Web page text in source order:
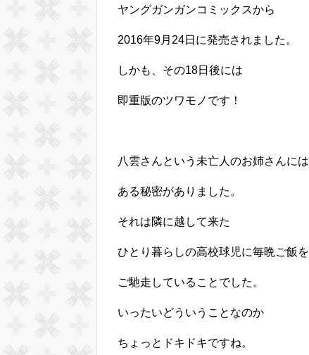
ヤングガンガンコミックスから
2016年9月24日に発売されました。
しかも、その18日後には
即重版のツワモノです！
八雲さんという未亡人のお姉さんには
ある秘密がありました。
それは隣に越して来た
ひとり暮らしの高校球児に毎晩ご飯を
ご馳走していることでした。
いったいどういうことなのか
ちょっとドキドキですね。